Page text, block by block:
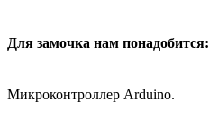
Для замочка нам понадобится:
Микроконтроллер Arduino.